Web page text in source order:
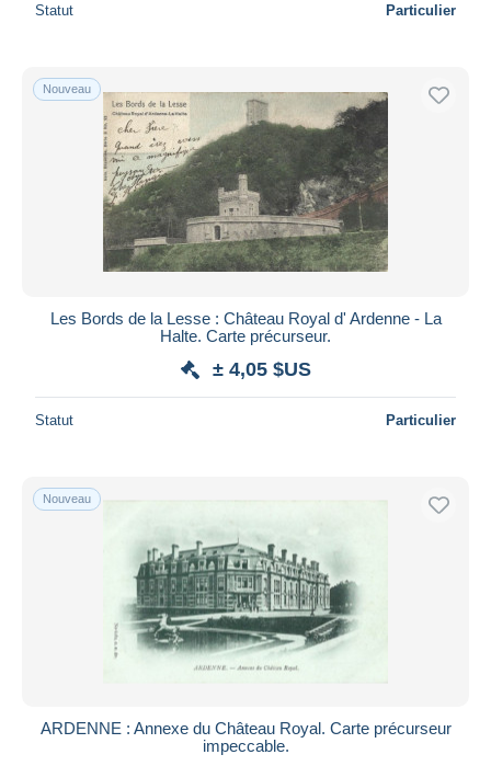
Statut Particulier
Nouveau
Les Bords de la Lesse : Château Royal d' Ardenne - La
Halte. Carte précurseur.
± 4,05 $US
Statut Particulier
Nouveau
ARDENNE : Annexe du Château Royal. Carte précurseur
impeccable.